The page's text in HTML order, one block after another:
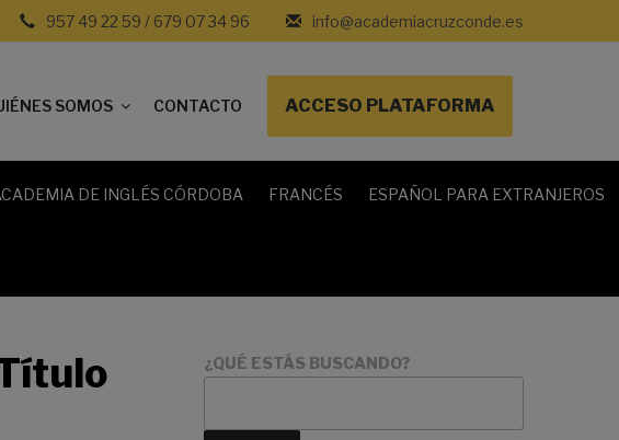
info@academiacruzconde.es
957 49 22 59 / 679 07 34 96
SOMOS CONTACTO ACCESO PLATAFORMA
DE INGLÉS CÓRDOBA FRANCÉS ESPAÑOL PARA EXTRANJEROS
¿QUÉ ESTÁS BUSCANDO?